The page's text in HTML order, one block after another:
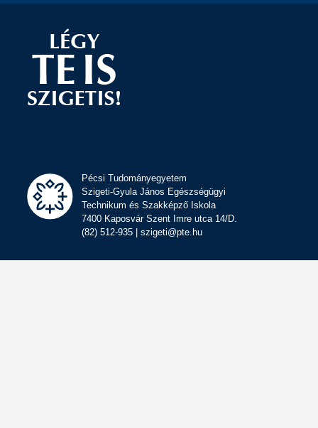
Pécsi Tudományegyetem
Szigeti-Gyula János Egészségügyi
Technikum és Szakképző Iskola
7400 Kaposvár Szent Imre utca 14/D.
(82) 512-935 | szigeti@pte.hu